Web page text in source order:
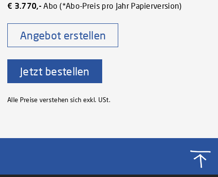
€ 3.770,-Abo (*Abo-Preis pro Jahr Papierversion)
Angebot erstellen
Jetzt bestellen
Alle Preise verstehen sich exkl. USt.